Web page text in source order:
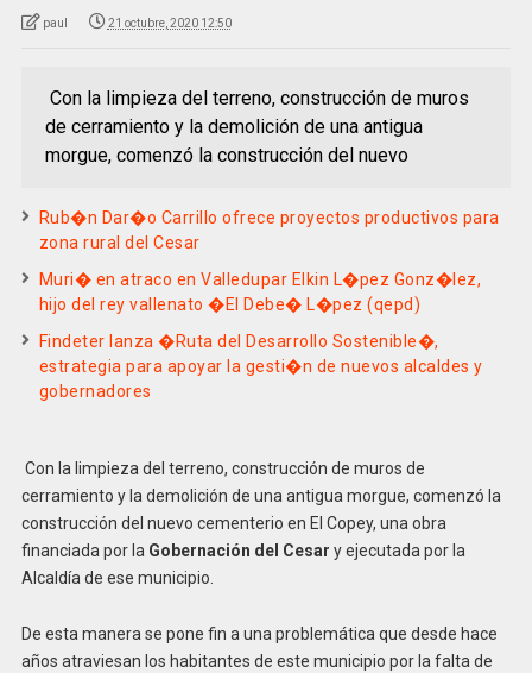
paul 21 octubre, 2020 12:50
Con la limpieza del terreno, construcción de muros
de cerramiento y la demolición de una antigua
morgue, comenzó la construcción del nuevo
Rub�n Dar�o Carrillo ofrece proyectos productivos para
zona rural del Cesar
Muri� en atraco en Valledupar Elkin L�pez Gonz�lez,
hijo del rey vallenato �El Debe� L�pez (qepd)
Findeter lanza �Ruta del Desarrollo Sostenible�,
estrategia para apoyar la gesti�n de nuevos alcaldes y
gobernadores
Con la limpieza del terreno, construcción de muros de
cerramiento y la demolición de una antigua morgue, comenzó la
construcción del nuevo cementerio en El Copey, una obra
financiada por la Gobernación del Cesar y ejecutada por la
Alcaldía de ese municipio.
De esta manera se pone fin a una problemática que desde hace
años atraviesan los habitantes de este municipio por la falta de